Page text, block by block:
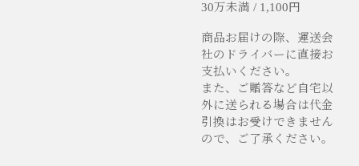
30万未満 / 1,100円
商品お届けの際、運送会
社のドライバーに直接お
支払いください。
また、ご贈答など自宅以
外に送られる場合は代金
引換はお受けできません
ので、ご了承ください。